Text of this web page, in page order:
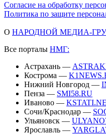
Согласие на обработку
Политика по защите
О НАРОДНОЙ МЕДИА-
Все порталы НМГ:
Астрахань —
Кострома —
Нижний Новгород —
Пенза — SMI58.RU
Иваново —
Сочи/Краснодар —
Ульяновск —
Ярославль —